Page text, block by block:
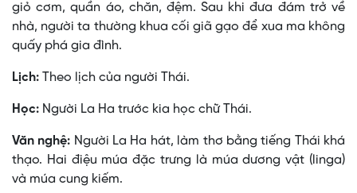
giỏ cơm, quần áo, chăn, đệm. Sau khi đưa đám trở về
nhà, người ta thường khua cối giã gạo để xua ma không
quấy phá gia đình.
Lịch: Theo lịch của người Thái.
Học: Người La Ha trước kia học chữ Thái.
Văn nghệ: Người La Ha hát, làm thơ bằng tiếng Thái khá
thạo. Hai điệu múa đặc trưng là múa dương vật (linga)
và múa cung kiếm.